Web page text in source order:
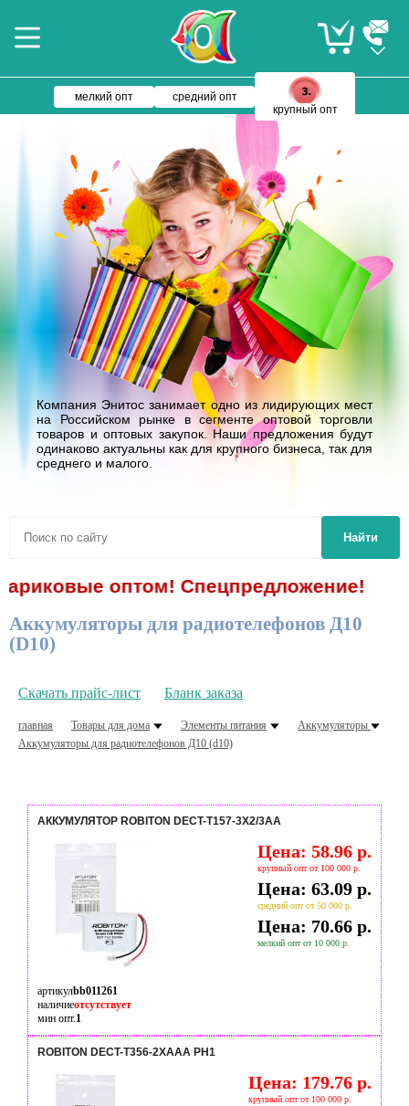
мелкий опт
средний опт
крупный опт
Компания Энитос занимает одно из лидирующих мест
на Российском рынке в сегменте оптовой торговли
товаров и оптовых закупок. Наши предложения будут
одинаково актуальны как для крупного бизнеса, так для
среднего и малого.
Найти
оптом! Спецпредложение!
Аккумуляторы для радиотелефонов Д10
(D10)
Скачать прайс-лист Бланк заказа
главная Товары для дома Элементы питания
Аккумуляторы
Аккумуляторы для радиотелефонов Д10 (d10)
АККУМУЛЯТОР ROBITON DECT-T157-3X2/3AA
Цена: 58.96 р.
крупный опт от 100 000 р.
Цена: 63.09 р.
средний опт от 50 000 р.
Цена: 70.66 р.
мелкий опт от 10 000 р.
артикулbb011261
наличиеотсутствует
мин опт.1
ROBITON DECT-T356-2XAAA PH1
Цена: 179.76 р.
крупный опт от 100 000 р.